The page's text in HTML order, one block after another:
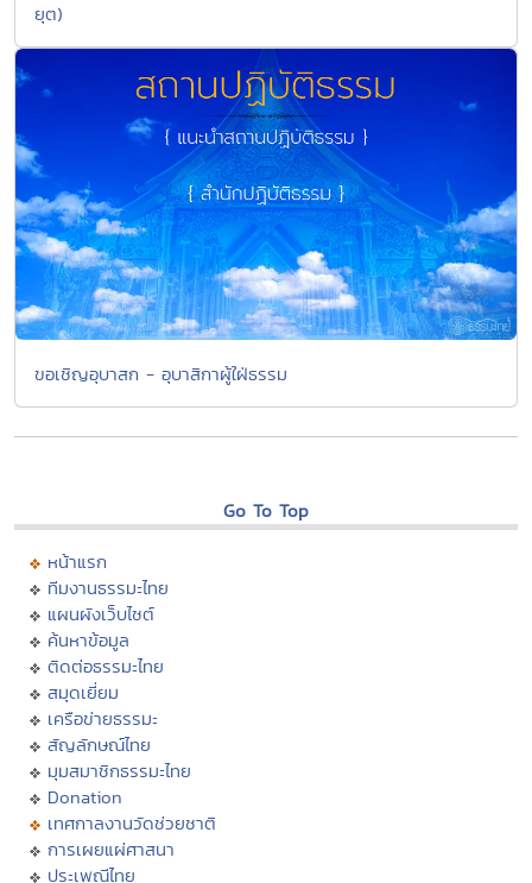
ยุต)
ขอเชิญอุบาสก - อุบาสิกาผู้ใฝ่ธรรม
Go To Top
หน้าแรก
ทีมงานธรรมะไทย
แผนผังเว็บไซต์
ค้นหาข้อมูล
ติดต่อธรรมะไทย
สมุดเยี่ยม
เครือข่ายธรรมะ
สัญลักษณ์ไทย
มุมสมาชิกธรรมะไทย
Donation
เทศกาลงานวัดช่วยชาติ
การเผยแผ่ศาสนา
ประเพณีไทย